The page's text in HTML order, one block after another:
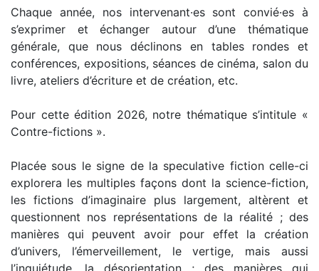
Chaque année, nos intervenant·es sont convié·es à
s’exprimer et échanger autour d’une thématique
générale, que nous déclinons en tables rondes et
conférences, expositions, séances de cinéma, salon du
livre, ateliers d’écriture et de création, etc.
Pour cette édition 2026, notre thématique s’intitule «
Contre-fictions ».
Placée sous le signe de la speculative fiction celle-ci
explorera les multiples façons dont la science-fiction,
les fictions d’imaginaire plus largement, altèrent et
questionnent nos représentations de la réalité ; des
manières qui peuvent avoir pour effet la création
d’univers, l’émerveillement, le vertige, mais aussi
l’inquiétude, la désorientation ; des manières qui